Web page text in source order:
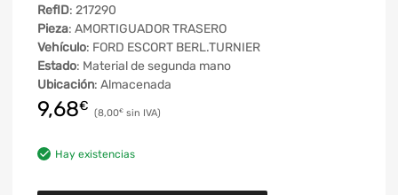
RefID: 217290
Pieza: AMORTIGUADOR TRASERO
Vehículo: FORD ESCORT BERL.TURNIER
Estado: Material de segunda mano
Ubicación: Almacenada
9,68€ 8,00€
Hay existencias